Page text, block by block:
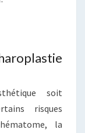
soit
risques
la